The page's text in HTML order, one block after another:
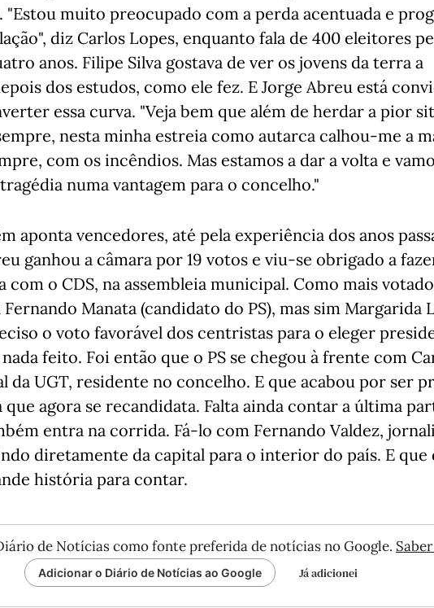
"Estou muito preocupado com a perda acentuada e
diz Carlos Lopes, enquanto fala de 400 eleitores
anos. Filipe Silva gostava de ver os jovens da terra a
dos estudos, como ele fez. E Jorge Abreu está
essa curva. "Veja bem que além de herdar a pior
nesta minha estreia como autarca calhou-me a
com os incêndios. Mas estamos a dar a volta e
numa vantagem para o concelho."
aponta vencedores, até pela experiência dos anos
ganhou a câmara por 19 votos e viu-se obrigado a
o CDS, na assembleia municipal. Como mais
Manata (candidato do PS), mas sim Margarida
o voto favorável dos centristas para o eleger
feito. Foi então que o PS se chegou à frente com
da UGT, residente no concelho. E que acabou por ser
que agora se recandidata. Falta ainda contar a última
entra na corrida. Fá-lo com Fernando Valdez,
diretamente da capital para o interior do país. E que
história para contar.
de Notícias como fonte preferida de notícias no Google.
Adicionar o Diário de Notícias ao Google Já adicionei